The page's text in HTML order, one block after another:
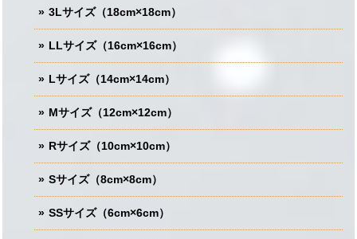
3Lサイズ（18cm×18cm）
LLサイズ（16cm×16cm）
Lサイズ（14cm×14cm）
Mサイズ（12cm×12cm）
Rサイズ（10cm×10cm）
Sサイズ（8cm×8cm）
SSサイズ（6cm×6cm）